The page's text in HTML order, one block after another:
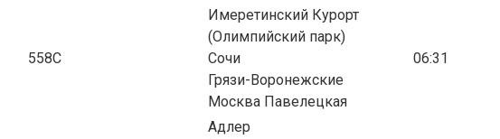
558С
Имеретинский Курорт
(Олимпийский парк)
Сочи
Грязи-Воронежские
Москва Павелецкая
06:31
Адлер